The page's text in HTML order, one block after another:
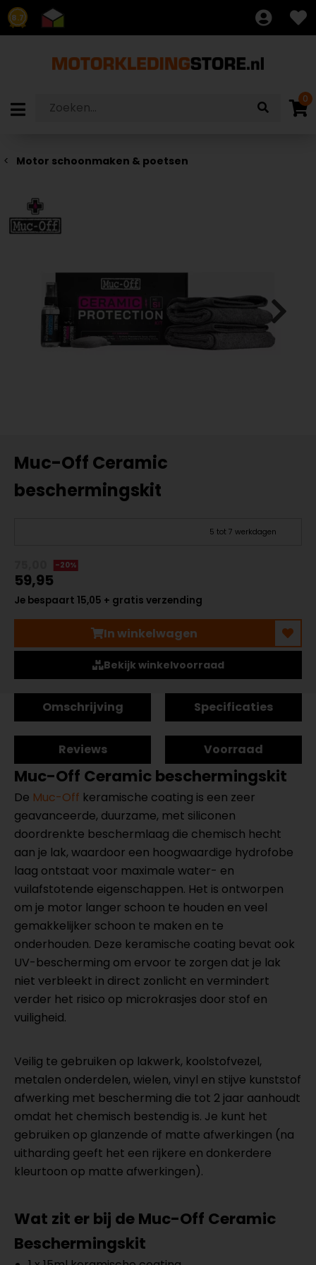
8.7
0
Motor schoonmaken & poetsen
Muc-Off Ceramic
beschermingskit
5 tot 7 werkdagen
-20%
59,95
Je bespaart 15,05 + gratis verzending
In winkelwagen
Bekijk winkelvoorraad
Omschrijving Specificaties
Reviews Voorraad
Muc-Off Ceramic beschermingskit
De Muc-Off keramische coating is een zeer
geavanceerde, duurzame, met siliconen
doordrenkte beschermlaag die chemisch hecht
aan je lak, waardoor een hoogwaardige hydrofobe
laag ontstaat voor maximale water- en
vuilafstotende eigenschappen. Het is ontworpen
om je motor langer schoon te houden en veel
gemakkelijker schoon te maken en te
onderhouden. Deze keramische coating bevat ook
UV-bescherming om ervoor te zorgen dat je lak
niet verbleekt in direct zonlicht en vermindert
verder het risico op microkrasjes door stof en
vuiligheid.
Veilig te gebruiken op lakwerk, koolstofvezel,
metalen onderdelen, wielen, vinyl en stijve kunststof
afwerking met bescherming die tot 2 jaar aanhoudt
omdat het chemisch bestendig is. Je kunt het
gebruiken op glanzende of matte afwerkingen (na
uitharding geeft het een rijkere en donkerdere
kleurtoon op matte afwerkingen).
Wat zit er bij de Muc-Off Ceramic
Beschermingskit